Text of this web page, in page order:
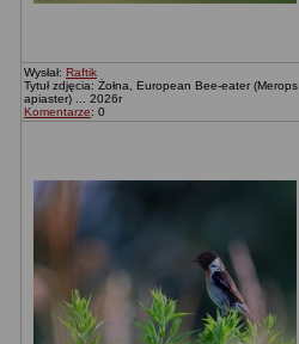
Wysłał: Raftik
Tytuł zdjęcia: Żołna, European Bee-eater (Merops
apiaster) ... 2026r
Komentarze: 0